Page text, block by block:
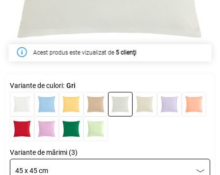
Acest produs este vizualizat de 5 clienţi
În săptămâna acesta a fost cumpărat de
Variante de culori: Gri
Variante de mărimi (3)
45 x 45 cm